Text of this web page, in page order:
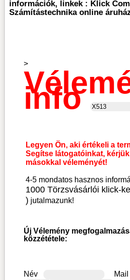
információk, linkek : Klick
Számítástechnika online
>
info
Legyen Ön, aki értékeli a
Segítse látogatóinkat,
másokkal véleményét!
4-5 mondatos hasznos
1000 Törzsvásárlói klick-
) jutalmazunk!
Új Vélemény
közzététele:
Név Mail